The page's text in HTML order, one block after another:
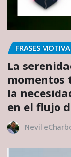
FRASES
La
momentos
la
en el flujo